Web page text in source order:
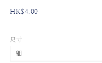
HK$4.00
尺寸